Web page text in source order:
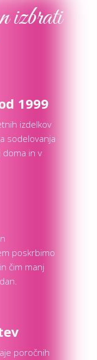
izbrati
1999
izdelkov
sodelovanja
doma in v
poskrbimo
čim manj
poročnih